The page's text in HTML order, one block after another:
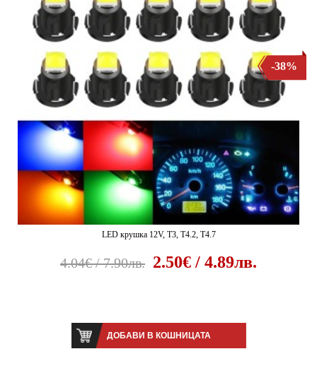
LED крушка 12V, T3, T4.2, T4.7
4.04€ / 7.90лв. 2.50€ / 4.89лв.
-38%
ДОБАВИ В КОШНИЦАТА